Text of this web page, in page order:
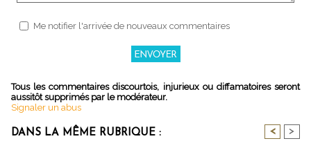
Me notifier l'arrivée de nouveaux commentaires
Tous les commentaires discourtois, injurieux ou diffamatoires seront
aussitôt supprimés par le modérateur.
Signaler un abus
DANS LA MÊME RUBRIQUE : < >